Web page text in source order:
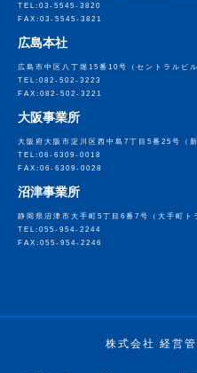
TEL:03-5545-3820
FAX:03-5545-3821
広島本社
広島市中区八丁堀15番10号
（セントラルビ
TEL:082-502-3223
FAX:082-502-3221
大阪事業所
大阪府大阪市淀川区西中島7丁目5番25号
（
TEL:06-6309-0018
FAX:06-6309-0028
沼津事業所
静岡県沼津市大手町5丁目6番7号
（大手町ト
TEL:055-954-2244
FAX:055-954-2246
株式会社 経営